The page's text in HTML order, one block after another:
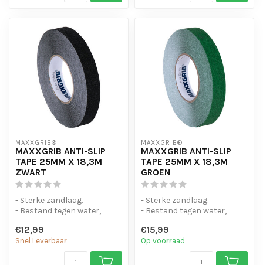
MAXXGRIB®
MAXXGRIB ANTI-SLIP
TAPE 25MM X 18,3M
ZWART
- Sterke zandlaag.
- Bestand tegen water,
- Is eenvo...
€12,99
Snel Leverbaar
MAXXGRIB®
MAXXGRIB ANTI-SLIP
TAPE 25MM X 18,3M
GROEN
- Sterke zandlaag.
- Bestand tegen water,
- Is eenvo...
€15,99
Op voorraad